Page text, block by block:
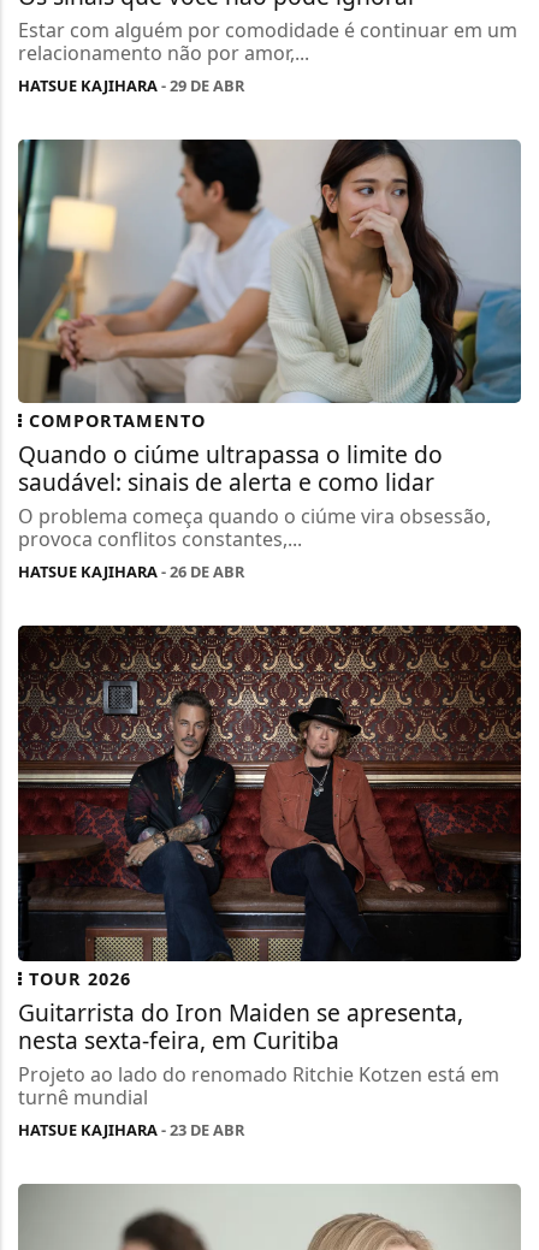
Estar com alguém por comodidade é continuar em um
relacionamento não por amor,...
HATSUE KAJIHARA- 29 DE ABR
COMPORTAMENTO
Quando o ciúme ultrapassa o limite do
saudável: sinais de alerta e como lidar
O problema começa quando o ciúme vira obsessão,
provoca conflitos constantes,...
HATSUE KAJIHARA- 26 DE ABR
TOUR 2026
Guitarrista do Iron Maiden se apresenta,
nesta sexta-feira, em Curitiba
Projeto ao lado do renomado Ritchie Kotzen está em
turnê mundial
HATSUE KAJIHARA- 23 DE ABR